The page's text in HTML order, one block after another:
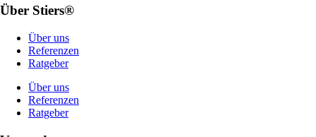
Über Stiers®
Über uns
Referenzen
Ratgeber
Über uns
Referenzen
Ratgeber